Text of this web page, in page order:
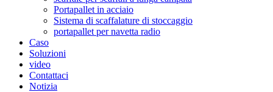
Portapallet in acciaio
Sistema di scaffalature di stoccaggio
portapallet per navetta radio
Caso
Soluzioni
video
Contattaci
Notizia